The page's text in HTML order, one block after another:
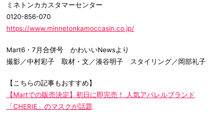
ミネトンカカスタマーセンター
0120-856-070
https://www.minnetonkamoccasin.co.jp/
Mart6・7月合併号 かわいいNewsより
撮影／中村彩子 取材・文／湊谷明子 スタイリング／岡部礼子
【こちらの記事もおすすめ】
【Martでの販売決定】初日に即完売！ 人気アパレルブランド
「CHERIE」のマスクが話題